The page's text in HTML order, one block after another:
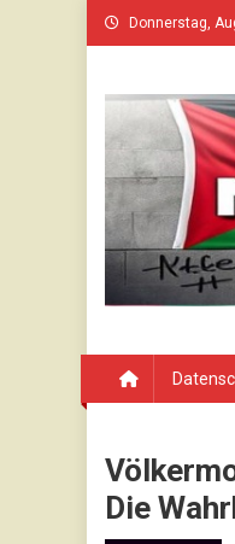
Skip
to
Donnerstag,
Die